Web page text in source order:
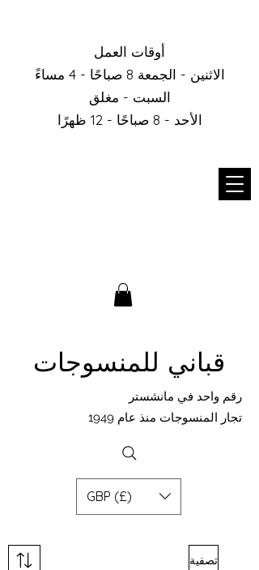
قباني للمنسوجات
GBP (£)
أوقات العمل
الاثنين - الجمعة 8 صباحًا - 4 مساءً
السبت - مغلق
الأحد - 8 صباحًا - 12 ظهرًا
رقم واحد في مانشستر
تجار المنسوجات منذ عام 1949
تصفية